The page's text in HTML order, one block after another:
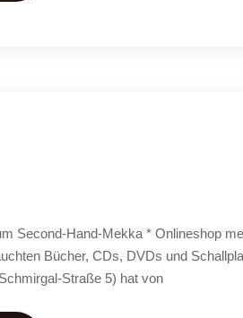
Second-Hand-Mekka * Onlineshop
Bücher, CDs, DVDs und
Straße 5) hat von